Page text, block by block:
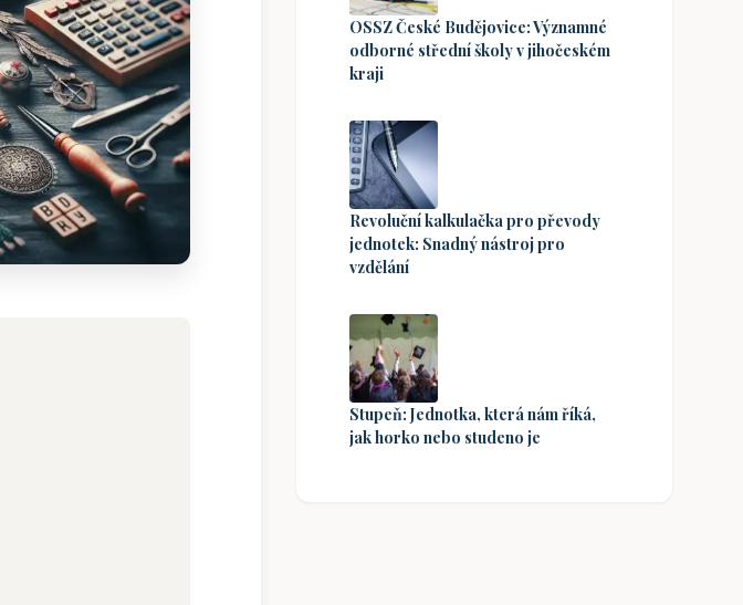
OSSZ České Budějovice: Významné
odborné střední školy v jihočeském
kraji
Revoluční kalkulačka pro převody
jednotek: Snadný nástroj pro
vzdělání
Stupeň: Jednotka, která nám říká,
jak horko nebo studeno je